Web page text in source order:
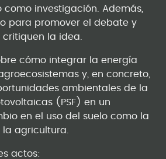
investigación. Además,
para promover el debate y
la idea.
cómo integrar la energía
y, en concreto,
ambientales de la
(PSF) en un
en el uso del suelo como la
agricultura.
actos: